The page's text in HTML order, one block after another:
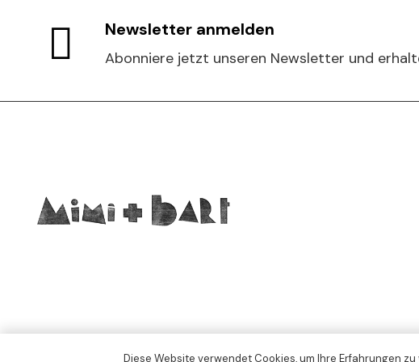
Newsletter anmelden
Abonniere jetzt unseren Newsletter und
Diese Website verwendet Cookies, um Ihre Erfahrungen